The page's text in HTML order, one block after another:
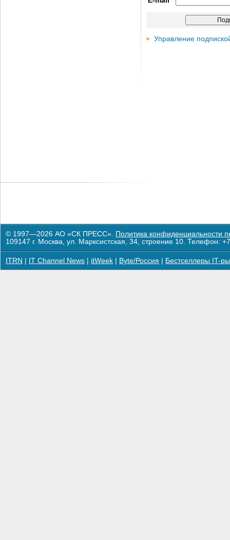
Управление
© 1997—2026 АО «СК ПРЕСС». Политика конфиденциальности
109147 г. Москва, ул. Марксистская, 34, строение 10. Телефон:
ITRN IT Channel News itWeek Byte/Россия Бестселлеры IT-